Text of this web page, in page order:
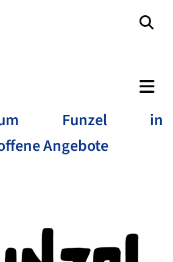
Funzel in
Angebote